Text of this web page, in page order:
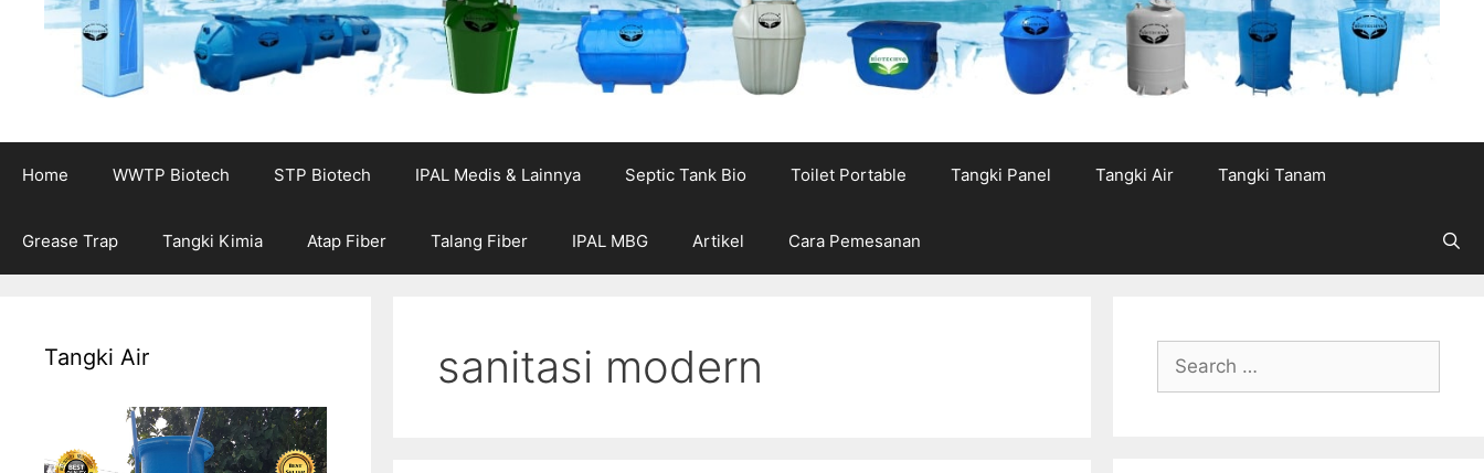
Home WWTP Biotech STP Biotech IPAL Medis & Lainnya Septic Tank Bio Toilet Portable Tangki Panel Tangki Air Tangki Tanam
Grease Trap Tangki Kimia Atap Fiber Talang Fiber IPAL MBG Artikel Cara Pemesanan
sanitasi modern
Tangki Air
Search
for: